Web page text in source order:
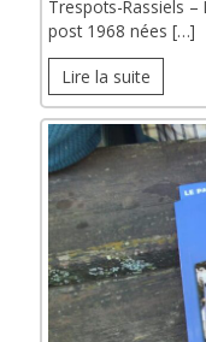
Trespots-Rassiels –
post 1968 nées […]
Lire la suite